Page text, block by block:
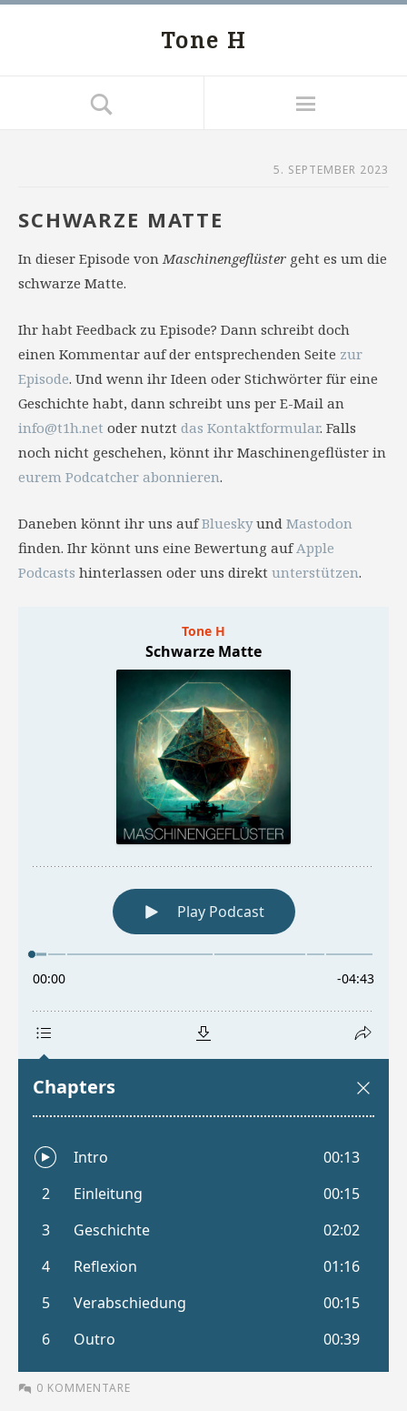
Tone H
5. SEPTEMBER 2023
SCHWARZE MATTE
In dieser Episode vonMaschinengeflüster geht es um die
schwarze Matte.
Ihr habt Feedback zu Episode? Dann schreibt doch
einen Kommentar auf der entsprechenden Seite zur
Episode. Und wenn ihr Ideen oder Stichwörter für eine
Geschichte habt, dann schreibt uns per E-Mail an
info@t1h.net oder nutzt das Kontaktformular. Falls
noch nicht geschehen, könnt ihr Maschinengeflüster in
eurem Podcatcher abonnieren.
Daneben könnt ihr uns aufBlueskyund Mastodon
finden. Ihr könnt uns eine Bewertung aufApple
Podcasts hinterlassen oder uns direkt unterstützen.
0 KOMMENTARE